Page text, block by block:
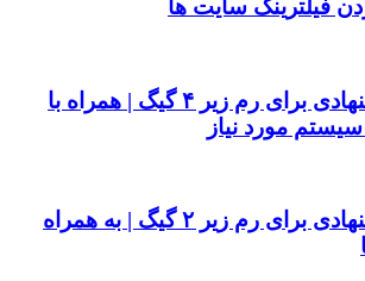
فیلترینگ سایت ها
۱۰ بازی پیشنهادی برای رم زیر ۴ گیگ | همراه با
سیستم مورد نیاز
۱۰ بازی پیشنهادی برای رم زیر ۲ گیگ | به همراه